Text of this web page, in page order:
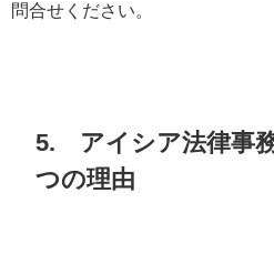
問合せください。
5. アイシア法律事
つの理由